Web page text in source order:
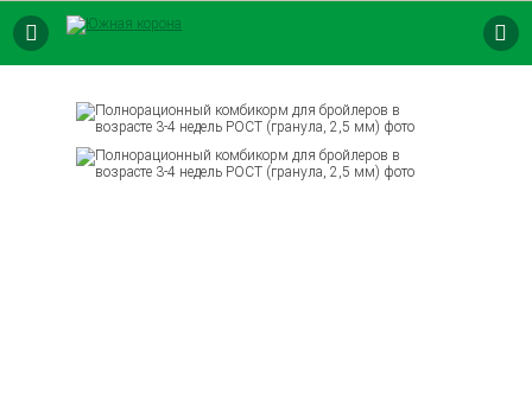
8 (800) 250-73-